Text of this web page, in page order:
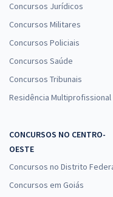
Concursos Jurídicos
Concursos Militares
Concursos Policiais
Concursos Saúde
Concursos Tribunais
Residência Multiprofissional
CONCURSOS NO CENTRO-
OESTE
Concursos no Distrito
Concursos em Goiás